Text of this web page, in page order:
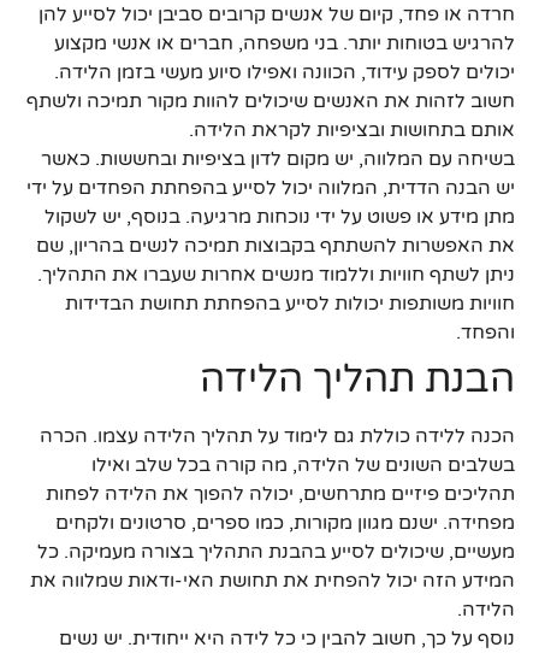
חרדה או פחד, קיום של אנשים קרובים סביבן יכול לסייע להן
להרגיש בטוחות יותר. בני משפחה, חברים או אנשי מקצוע
יכולים לספק עידוד, הכוונה ואפילו סיוע מעשי בזמן הלידה.
חשוב לזהות את האנשים שיכולים להוות מקור תמיכה ולשתף
אותם בתחושות ובציפיות לקראת הלידה.
בשיחה עם המלווה, יש מקום לדון בציפיות ובחששות. כאשר
יש הבנה הדדית, המלווה יכול לסייע בהפחתת הפחדים על ידי
מתן מידע או פשוט על ידי נוכחות מרגיעה. בנוסף, יש לשקול
את האפשרות להשתתף בקבוצות תמיכה לנשים בהריון, שם
ניתן לשתף חוויות וללמוד מנשים אחרות שעברו את התהליך.
חוויות משותפות יכולות לסייע בהפחתת תחושת הבדידות
והפחד.
הבנת תהליך הלידה
הכנה ללידה כוללת גם לימוד על תהליך הלידה עצמו. הכרה
בשלבים השונים של הלידה, מה קורה בכל שלב ואילו
תהליכים פיזיים מתרחשים, יכולה להפוך את הלידה לפחות
מפחידה. ישנם מגוון מקורות, כמו ספרים, סרטונים ולקחים
מעשיים, שיכולים לסייע בהבנת התהליך בצורה מעמיקה. כל
המידע הזה יכול להפחית את תחושת האי-ודאות שמלווה את
הלידה.
נוסף על כך, חשוב להבין כי כל לידה היא ייחודית. יש נשים